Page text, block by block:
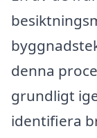
denna
grundligt
identifiera